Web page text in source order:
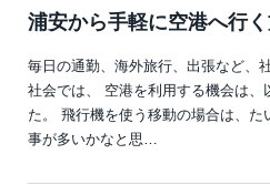
浦安から手軽に空港へ行
毎日の通勤、海外旅行、出張など、
社会では、 空港を利用する機会は、
た。 飛行機を使う移動の場合は、
事が多いかなと思…